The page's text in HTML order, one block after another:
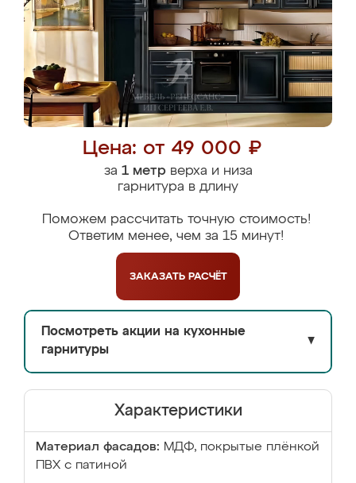
Цена: от 49 000 ₽
за 1 метрверха и низа
гарнитура в длину
Поможем рассчитать точную стоимость!
Ответим менее, чем за 15 минут!
ЗАКАЗАТЬ РАСЧЁТ
Посмотреть акции на кухонные
гарнитуры
▼
Характеристики
Материал фасадов: МДФ, покрытые плёнкой
ПВХ с патиной